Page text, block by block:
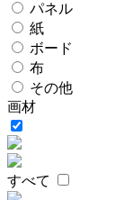
パネル
紙
ボード
布
その他
画材
すべて